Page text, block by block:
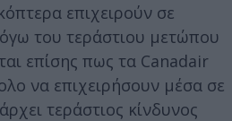
επιχειρούν σε
του τεράστιου μετώπου
επίσης πως τα Canadair
να επιχειρήσουν μέσα σε
τεράστιος κίνδυνος